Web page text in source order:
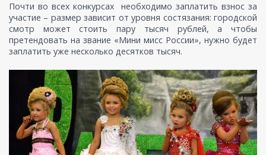
Почти во всех конкурсах необходимо заплатить взнос за
участие – размер зависит от уровня состязания: городской
смотр может стоить пару тысяч рублей, а чтобы
претендовать на звание «Мини мисс России», нужно будет
заплатить уже несколько десятков тысяч.